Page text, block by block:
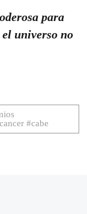
para
universo no
#cabe